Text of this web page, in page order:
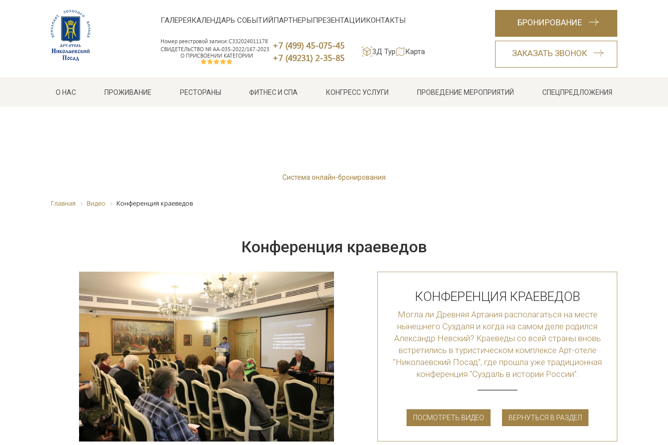
ГАЛЕРЕЯКАЛЕНДАРЬ СОБЫТИЙПАРТНЕРЫПРЕЗЕНТАЦИИКОНТАКТЫ
Номер реестровой записи: С332024011178
СВИДЕТЕЛЬСТВО № АА-035-2022/167-2023
О ПРИСВОЕНИИ КАТЕГОРИИ
+7 (499) 45-075-45
+7 (49231) 2-35-85
3Д Тур Карта
БРОНИРОВАНИЕ
ЗАКАЗАТЬ ЗВОНОК
О НАС ПРОЖИВАНИЕ РЕСТОРАНЫ ФИТНЕС И СПА КОНГРЕСС УСЛУГИ ПРОВЕДЕНИЕ МЕРОПРИЯТИЙ СПЕЦПРЕДЛОЖЕНИЯ
Система онлайн-бронирования
Главная Видео Конференция краеведов
Конференция краеведов
КОНФЕРЕНЦИЯ КРАЕВЕДОВ
Могла ли Древняя Артания располагаться на месте
нынешнего Суздаля и когда на самом деле родился
Александр Невский? Краеведы со всей страны вновь
встретились в туристическом комплексе Арт-отеле
"Николаевский Посад", где прошла уже традиционная
конференция "Суздаль в истории России".
ПОСМОТРЕТЬ ВИДЕО ВЕРНУТЬСЯ В РАЗДЕЛ